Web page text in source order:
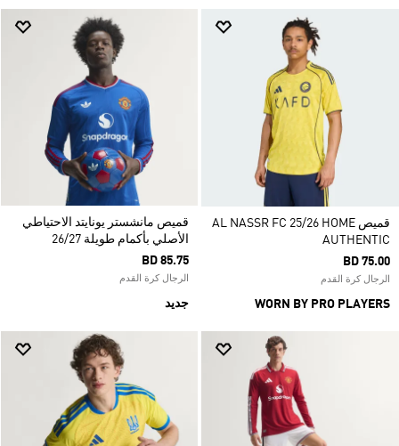
قميص AL NASSR FC 25/26 HOME
AUTHENTIC
BD 75.00
الرجال كرة القدم
WORN BY PRO PLAYERS
قميص مانشستر يونايتد الاحتياطي
الأصلي بأكمام طويلة 26/27
BD 85.75
الرجال كرة القدم
جديد